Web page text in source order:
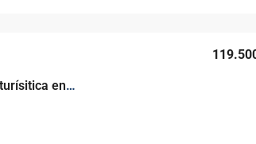
Gran oportunidad, casa con licencia turísitica en Alanis!!!